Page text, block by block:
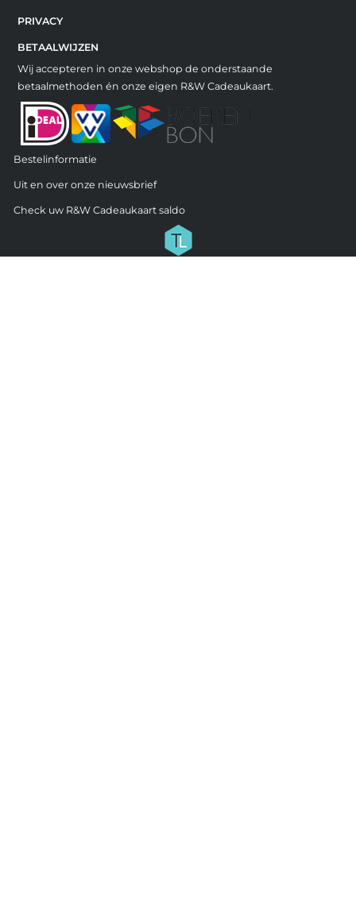
PRIVACY
BETAALWIJZEN
Wij accepteren in onze webshop de onderstaande
betaalmethoden én onze eigen R&W Cadeaukaart.
Bestelinformatie
Uit en over onze nieuwsbrief
Check uw R&W Cadeaukaart saldo